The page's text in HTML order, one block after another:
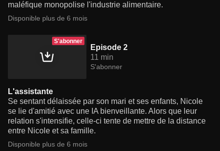
maléfique monopolise l'industrie alimentaire.
Disponible plus de 6 mois
S'abonner
Episode 2
11 min
S'abonner
L'assistante
Se sentant délaissée par son mari et ses enfants, Nicole
se lie d'amitié avec une IA bienveillante. Alors que leur
relation s'intensifie, celle-ci tente de mettre de la distance
entre Nicole et sa famille.
Disponible plus de 6 mois